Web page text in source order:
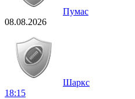
Пумас
08.08.2026
Шаркс
18:15